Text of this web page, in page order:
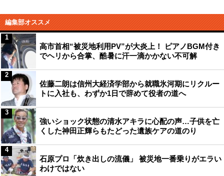
編集部オススメ
高市首相“被災地利用PV”が大炎上！ ピアノBGM付き
でヘリから合掌、酷暑に汗一滴かかない不可解
1
佐藤二朗は信州大経済学部から就職氷河期にリクルー
トに入社も、わずか1日で辞めて役者の道へ
2
強いショック状態の清水アキラに心配の声…子供を亡
くした神田正輝らもたどった遺族ケアの道のり
3
石原プロ「炊き出しの流儀」 被災地一番乗りがエラい
わけではない
4